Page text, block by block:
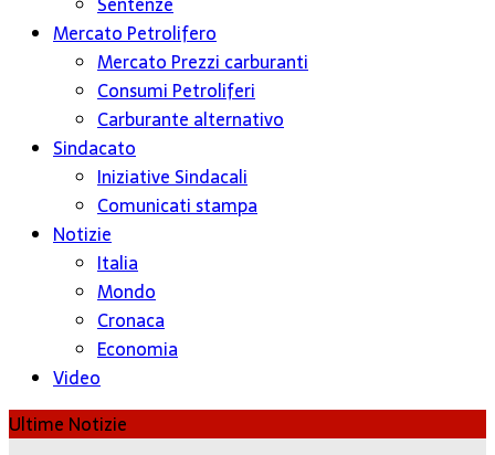
Mercato Petrolifero
Mercato Prezzi carburanti
Consumi Petroliferi
Carburante alternativo
Sindacato
Iniziative Sindacali
Comunicati stampa
Notizie
Italia
Mondo
Cronaca
Economia
Video
Ultime Notizie